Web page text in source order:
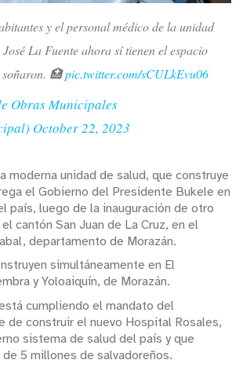
y el personal médico de la unidad
La Fuente ahora sí tienen el espacio
soñaron. 🏥pic.twitter.com/sCULkEvu06
Obras Municipales
October 22, 2023
moderna unidad de salud, que construye
el Gobierno del Presidente Bukele en
país, luego de la inauguración de otro
cantón San Juan de La Cruz, en el
departamento de Morazán.
simultáneamente en El
y Yoloaiquín, de Morazán.
cumpliendo el mandato del
de construir el nuevo Hospital Rosales,
sistema de salud del país y que
5 millones de salvadoreños.